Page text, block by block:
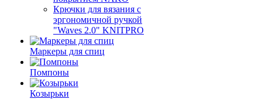
Крючки для вязания с
эргономичной ручкой
"Waves 2.0" KNITPRO
Маркеры для спиц
Помпоны
Козырьки